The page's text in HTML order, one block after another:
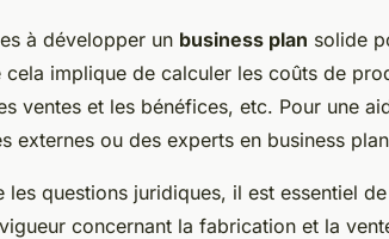
à développer un business plan solide
cela implique de calculer les coûts de
ventes et les bénéfices, etc. Pour une
externes ou des experts en business
les questions juridiques, il est essentiel
concernant la fabrication et la